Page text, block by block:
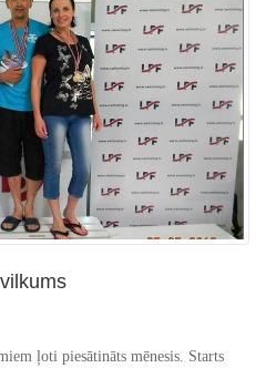
ļoti piesātināts mēnesis. Starts